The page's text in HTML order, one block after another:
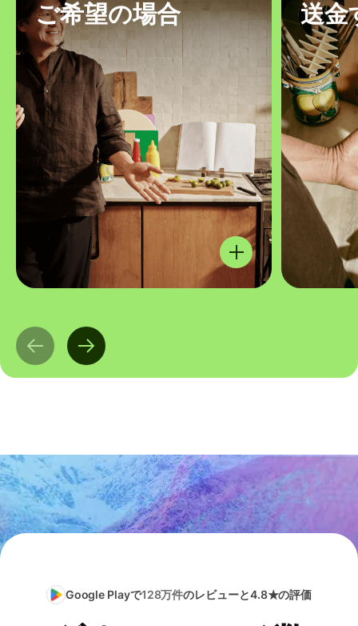
ご希望の場合
送金
Google Playで128万件のレビューと4.8★の評価